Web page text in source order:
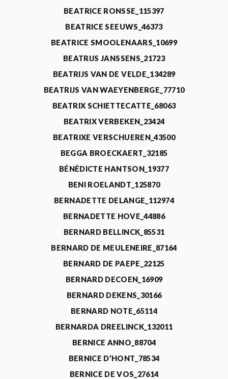
BEATRICE RONSSE_115397
BEATRICE SEEUWS_46373
BEATRICE SMOOLENAARS_10699
BEATRIJS JANSSENS_21723
BEATRIJS VAN DE VELDE_134289
BEATRIJS VAN WAEYENBERGE_77710
BEATRIX SCHIETTECATTE_68063
BEATRIX VERBEKEN_23424
BEATRIXE VERSCHUEREN_43500
BEGGA BROECKAERT_32185
BÉNÉDICTE HANTSON_19377
BENI ROELANDT_125870
BERNADETTE DELANGE_112974
BERNADETTE HOVE_44886
BERNARD BELLINCK_85531
BERNARD DE MEULENEIRE_87164
BERNARD DE PAEPE_22125
BERNARD DECOEN_16909
BERNARD DEKENS_30166
BERNARD NOTE_65114
BERNARDA DREELINCK_132011
BERNICE ANNO_88704
BERNICE D’HONT_78534
BERNICE DE VOS_27614